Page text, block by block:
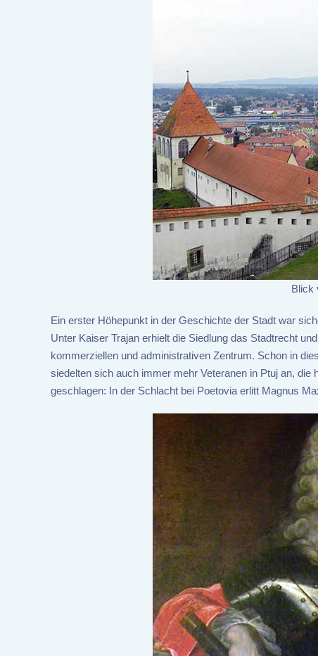
Blick
Ein erster Höhepunkt in der Geschichte der Stadt war
Unter Kaiser Trajan erhielt die Siedlung das Stadtrecht
kommerziellen und administrativen Zentrum. Schon in
siedelten sich auch immer mehr Veteranen in Ptuj an,
geschlagen: In der Schlacht bei Poetovia erlitt Magnus